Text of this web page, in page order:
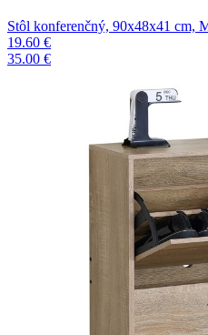
Stôl konferenčný, 90x48x41 cm,
19.60 €
35.00 €